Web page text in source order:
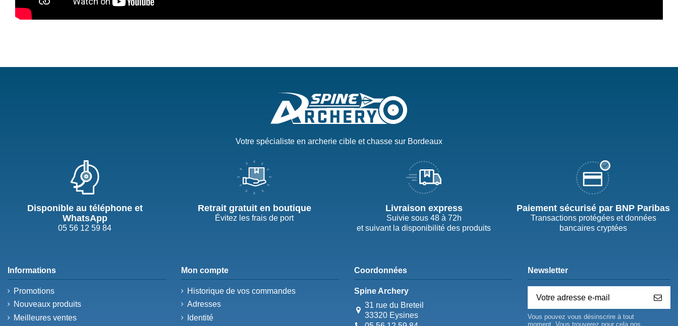
Votre spécialiste en archerie cible et chasse sur Bordeaux
Disponible au téléphone et
WhatsApp
05 56 12 59 84
Retrait gratuit en boutique
Évitez les frais de port
Livraison express
Suivie sous 48 à 72h
et suivant la disponibilité des produits
Paiement sécurisé par BNP Paribas
Transactions protégées et données
bancaires cryptées
Informations
Promotions
Nouveaux produits
Meilleures ventes
Mon compte
Historique de vos commandes
Adresses
Identité
Coordonnées
Spine Archery
31 rue du Breteil
33320 Eysines
Newsletter
Vous pouvez vous désinscrire à tout
moment. Vous trouverez pour cela nos